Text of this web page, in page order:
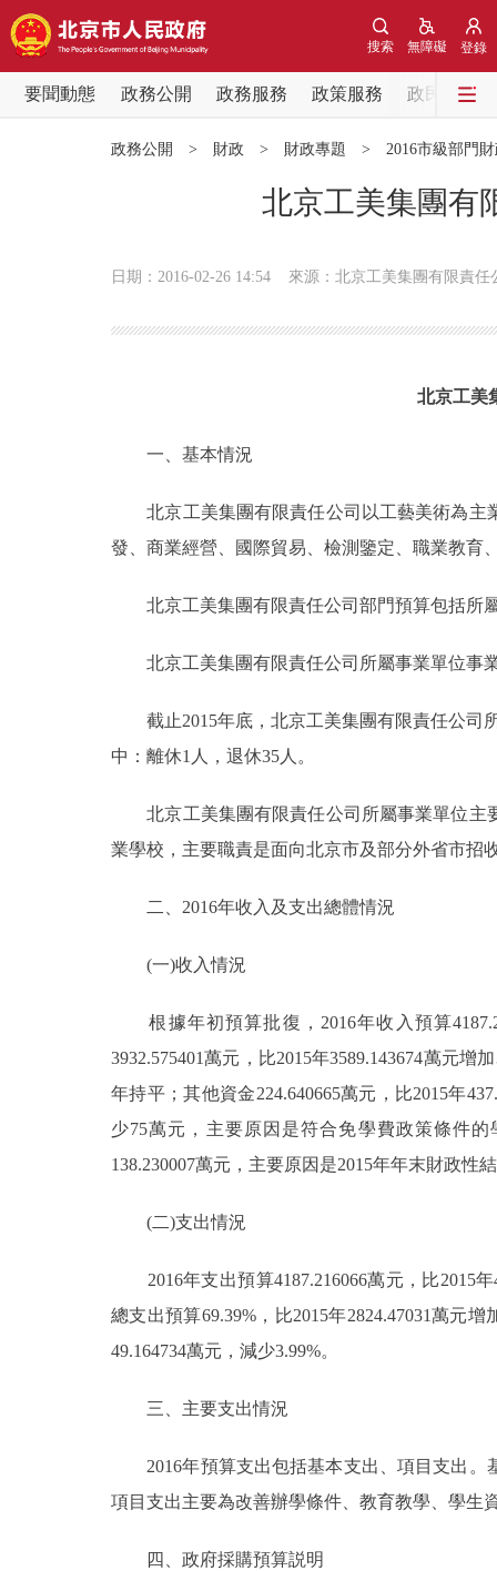
登錄
無障礙
搜索
要聞動態 政務公開 政務服務 政策服務
政民互動
決策公開
政務服務
個人服務
政民互動
12345網上接訴即辦
北京概況
綠色北京
ENGLISH
ESPAÑOL
ITALIANO
政務公開 > 財政 > 財政專題 > 2016市級部門
北京工美集團有
日期：2016-02-26 14:54 來源：北京工美集團有限責任
北京工美
一、基本情況
北京工美集團有限責任公司以工藝美術為主
發、商業經營、國際貿易、檢測鑒定、職業教育
北京工美集團有限責任公司部門預算包括所屬
北京工美集團有限責任公司所屬事業單位事
截止2015年底，北京工美集團有限責任公司所
中：離休1人，退休35人。
北京工美集團有限責任公司所屬事業單位主
業學校，主要職責是面向北京市及部分外省市招
二、2016年收入及支出總體情況
(一)收入情況
根據年初預算批復，2016年收入預算
3932.575401萬元，比2015年3589.143674萬元
年持平；其他資金224.640665萬元，比2015年
少75萬元，主要原因是符合免學費政策條件的
138.230007萬元，主要原因是2015年年末財政性
(二)支出情況
2016年支出預算4187.216066萬元，比2015年
總支出預算69.39%，比2015年2824.47031萬元
49.164734萬元，減少3.99%。
三、主要支出情況
2016年預算支出包括基本支出、項目支出。
項目支出主要為改善辦學條件、教育教學、學生
四、政府採購預算説明